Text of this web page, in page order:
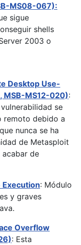
MS08-067):
sigue
shells
2003 o
Desktop Use-
MSB-MS12-020):
se
remoto debido a
nunca se ha
de Metasploit
de
Execution: Módulo
y graves
Overflow
: Esta